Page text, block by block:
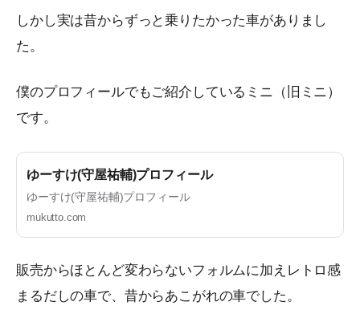
しかし実は昔からずっと乗りたかった車がありまし
た。
僕のプロフィールでもご紹介しているミニ（旧ミニ）
です。
ゆーすけ(守屋祐輔)プロフィール
ゆーすけ(守屋祐輔)プロフィール
mukutto.com
販売からほとんど変わらないフォルムに加えレトロ感
まるだしの車で、昔からあこがれの車でした。